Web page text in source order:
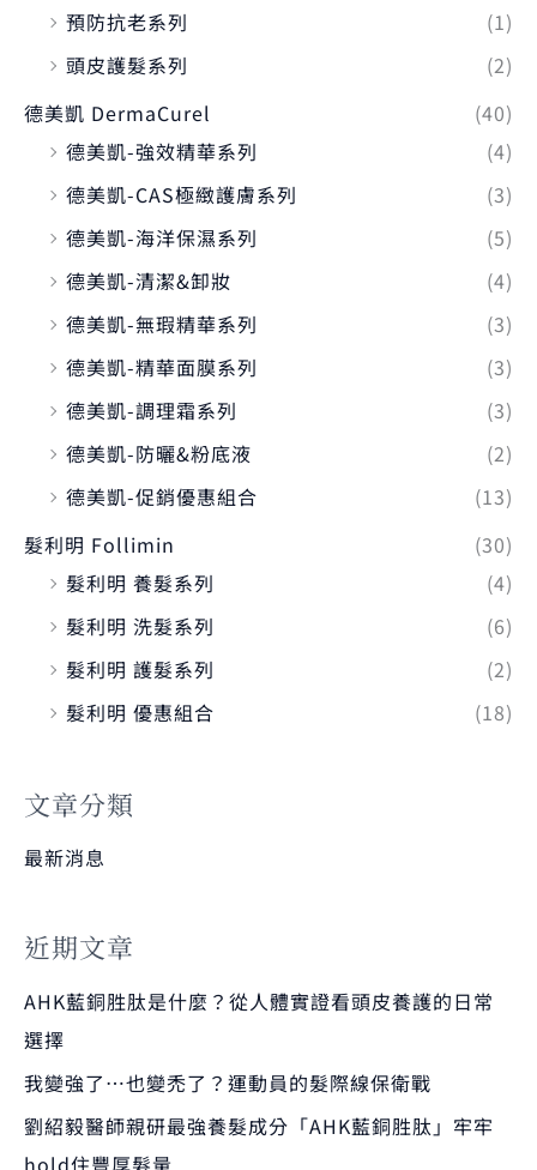
預防抗老系列
(1)
頭皮護髮系列
(2)
德美凱 DermaCurel
(40)
德美凱-強效精華系列
(4)
德美凱-CAS極緻護膚系列
(3)
德美凱-海洋保濕系列
(5)
德美凱-清潔&卸妝
(4)
德美凱-無瑕精華系列
(3)
德美凱-精華面膜系列
(3)
德美凱-調理霜系列
(3)
德美凱-防曬&粉底液
(2)
德美凱-促銷優惠組合
(13)
髮利明 Follimin
(30)
髮利明 養髮系列
(4)
髮利明 洗髮系列
(6)
髮利明 護髮系列
(2)
髮利明 優惠組合
(18)
文章分類
最新消息
近期文章
AHK藍銅胜肽是什麼？從人體實證看頭皮養護的日常
選擇
我變強了…也變禿了？運動員的髮際線保衛戰
劉紹毅醫師親研最強養髮成分「AHK藍銅胜肽」牢牢
hold住豐厚髮量